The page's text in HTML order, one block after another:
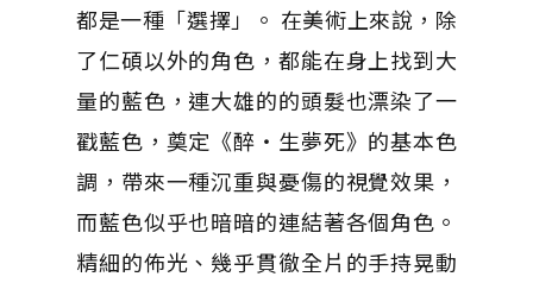
都是一種「選擇」。 在美術上來說，除
了仁碩以外的角色，都能在身上找到大
量的藍色，連大雄的的頭髮也漂染了一
戳藍色，奠定《醉‧生夢死》的基本色
調，帶來一種沉重與憂傷的視覺效果，
而藍色似乎也暗暗的連結著各個角色。
精細的佈光、幾乎貫徹全片的手持晃動